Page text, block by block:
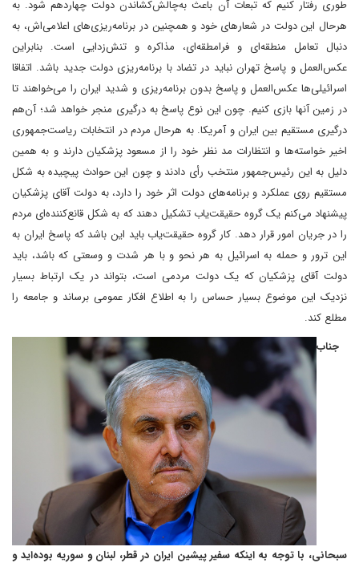
طوری رفتار کنیم که تبعات آن باعث به‌چالش‌کشاندن دولت چهاردهم شود. به
هر‌حال این دولت در شعارهای خود و همچنین در برنامه‌ریزی‌های اعلامی‌اش، به
دنبال تعامل منطقه‌ای و فرامطقه‌ای، مذاکره و تنش‌زدایی است. بنابراین
عکس‌العمل و پاسخ تهران نباید در تضاد با برنامه‌ریزی دولت جدید باشد. اتفاقا
اسرائیلی‌ها عکس‌العمل و پاسخ بدون برنامه‌ریزی و شدید ایران را می‌خواهند تا
در زمین آنها بازی کنیم. چون این نوع پاسخ به درگیری منجر خواهد شد؛ آن‌هم
درگیری مستقیم بین ایران و آمریکا. به هرحال مردم در انتخابات ریاست‌جمهوری
اخیر خواسته‌ها و انتظارات مد نظر خود را از مسعود پزشکیان دارند و به همین
دلیل به این رئیس‌جمهور منتخب رأی دادند و چون این حوادث پیچیده به شکل
مستقیم روی عملکرد و برنامه‌های دولت اثر خود را دارد، به دولت آقای پزشکیان
پیشنهاد می‌کنم ‌یک گروه حقیقت‌یاب تشکیل دهند که به شکل قانع‌کننده‌ای مردم
را در جریان امور قرار دهد. کار گروه حقیقت‌یاب باید این باشد که پاسخ ایران به
این ترور و حمله به اسرائیل به هر نحو و با هر شدت و وسعتی که باشد، باید
دولت آقای پزشکیان که یک دولت مردمی است، بتواند در یک ارتباط بسیار
نزدیک این موضوع بسیار حساس را به اطلاع افکار عمومی برساند و جامعه را
مطلع کند.
‌ جناب
سبحانی، با توجه به اینکه سفیر پیشین ایران در قطر، لبنان و سوریه بوده‌اید و